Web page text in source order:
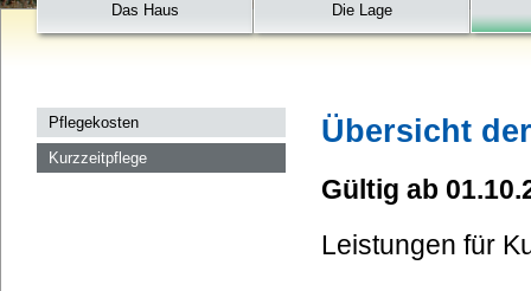
Das Haus Die Lage
Pflegekosten
Kurzzeitpflege
Übersicht
Gültig ab
Leistungen für